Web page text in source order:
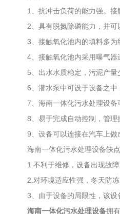
1、抗冲击负荷的能力强。接
2、具有脱氮除磷能力，并可
3、接触氧化池内的填料多为
4、接触氧化池内采用曝气器
5、出水水质稳定，污泥产量
6、潜水泵中可设于设备之中
7、海南一体化污水处理设备
8、易于完成自动控制，管理
9、设备可以连接在汽车上做
海南一体化污水处理设备缺点
1.不利于维修，设备出现故障
2.对环境适应性强，冬天防冻
3、由于设备的局限性，该设
海南一体化污水处理设备拥